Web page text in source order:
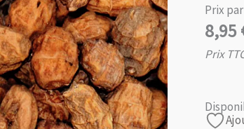
Prix
8,95
Prix